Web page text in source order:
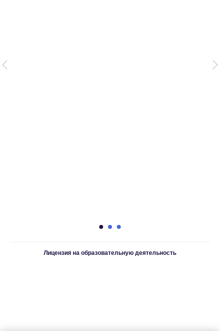
Лицензия на образовательную деятельность